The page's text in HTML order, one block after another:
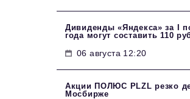
Дивиденды «Яндекса» за I
года могут составить 110
06 августа 12:20
Акции ПОЛЮС PLZL резко
Мосбирже